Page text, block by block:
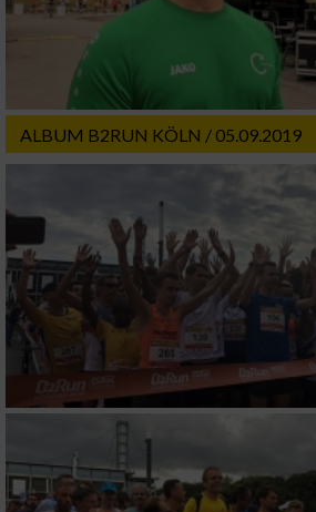
ALBUM B2RUN KÖLN / 05.09.2019
Erstellung von Profilen für
Werbung
Verwendung von Profilen zur Auswahl
personalisierter Werbung
Erstellung von Profilen zur
von Inhalten
Verwendung von Profilen zur Auswahl
personalisierter Inhalte
Messung der Werbeleistung
Messung der Performance von
Analyse von Zielgruppen durch
oder Kombinationen von Daten aus
verschiedenen Quellen
Entwicklung und Verbesserung der